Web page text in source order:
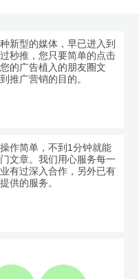
新型的媒体，早已进入到
秒推，您只要简单的点击
的广告植入的朋友圈文
推广营销的目的。
作简单，不到1分钟就能
文章。我们用心服务每一
有过深入合作，另外已有
供的服务。